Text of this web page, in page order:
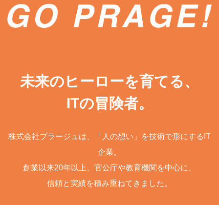
未来のヒーローを育てる、
ITの冒険者。
株式会社プラージュは、「人の想い」を技術で形にするIT
企業。
創業以来20年以上、官公庁や教育機関を中心に、
信頼と実績を積み重ねてきました。